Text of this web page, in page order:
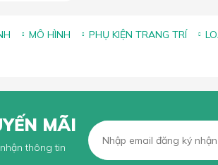
MÔ HÌNH PHỤ KIỆN TRANG TRÍ
MÃI
thông tin